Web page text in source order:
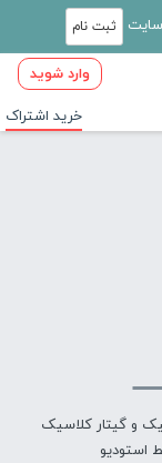
ثبت نام
وارد شوید
خرید اشتراک
و گیتار کلاسیک
استودیو